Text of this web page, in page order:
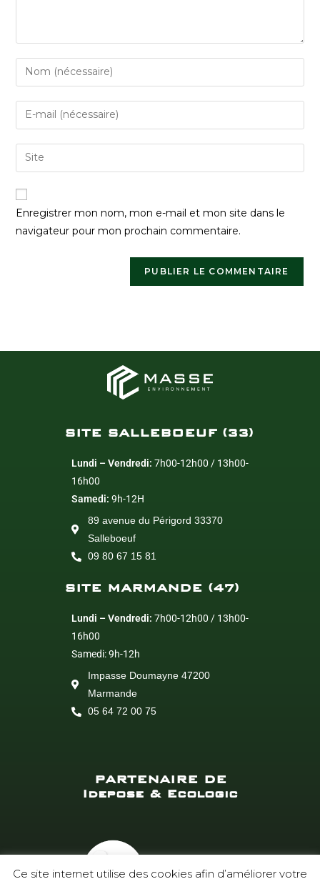
Enregistrer mon nom, mon e-mail et mon site dans le
navigateur pour mon prochain commentaire.
SITE SALLEBOEUF (33)
Lundi – Vendredi: 7h00-12h00 / 13h00-
16h00
Samedi: 9h-12H
89 avenue du Périgord 33370
Salleboeuf
09 80 67 15 81
SITE MARMANDE (47)
Lundi – Vendredi: 7h00-12h00 / 13h00-
16h00
Samedi: 9h-12h
Impasse Doumayne 47200
Marmande
05 64 72 00 75
PARTENAIRE DE
Idepose & Ecologic
Ce site internet utilise des cookies afin d’améliorer votre